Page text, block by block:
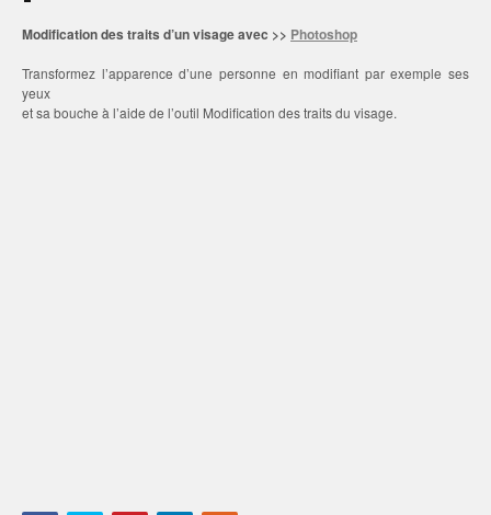
Modification des traits d’un visage avec >> Photoshop
Transformez l’apparence d’une personne en modifiant par exemple ses
yeux
et sa bouche à l’aide de l’outil Modification des traits du visage.